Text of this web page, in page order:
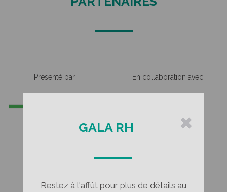
×
GALA RH
Restez à l'affût pour plus de détails au
Présenté par En collaboration avec
En partenariat avec